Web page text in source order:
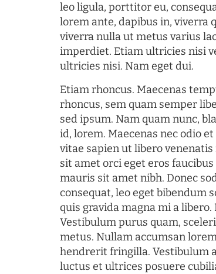
leo ligula, porttitor eu,
lorem ante, dapibus in, viverra
viverra nulla ut metus varius
imperdiet. Etiam ultricies nisi
ultricies nisi. Nam eget dui.
Etiam rhoncus. Maecenas
rhoncus, sem quam semper
sed ipsum. Nam quam nunc,
id, lorem. Maecenas nec odio
vitae sapien ut libero
sit amet orci eget eros
mauris sit amet nibh. Donec
consequat, leo eget bibendum
quis gravida magna mi a
Vestibulum purus quam,
metus. Nullam accumsan
hendrerit fringilla. Vestibulum
luctus et ultrices posuere